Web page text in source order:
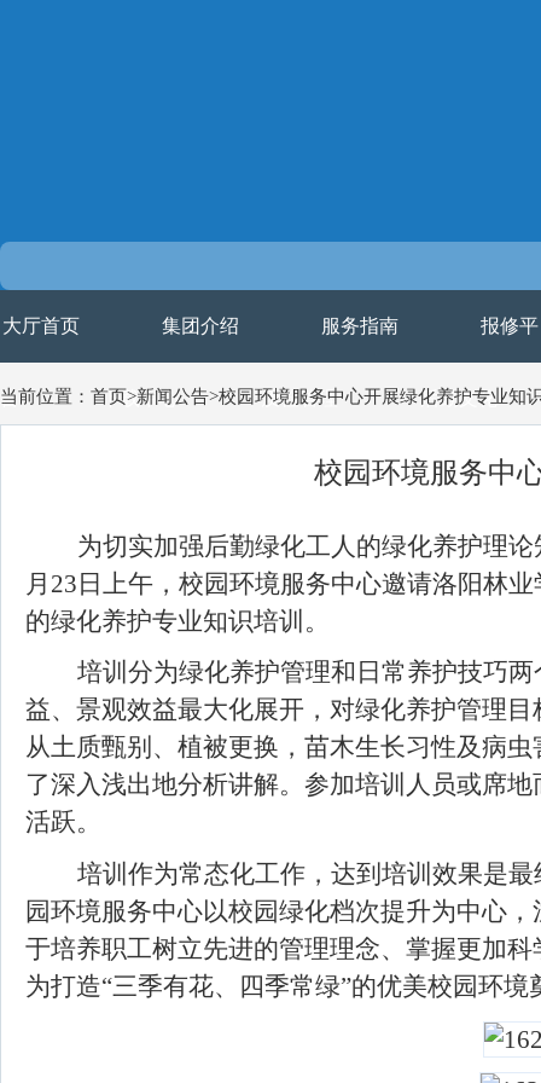
大厅首页 集团介绍 服务指南 报修平
台 下载中心 质检管理 后勤文化
当前位置：首页>新闻公告>校园环境服务中心开展绿化养护专业知
校园环境服务中
为切实加强后勤绿化工人的绿化养护理
月23日上午，校园环境服务中心邀请洛阳林
的绿化养护专业知识培训。
培训分为绿化养护管理和日常养护技巧
益、景观效益最大化展开，对绿化养护管理
从土质甄别、植被更换，苗木生长习性及病
了深入浅出地分析讲解。 参加培训人员或席
活跃。
培训作为常态化工作，达到培训效果是
园环境服务中心以校园绿化档次提升为中心
于培养职工树立先进的管理理念、掌握更加
为打造“三季有花、四季常绿”的优美校园环境